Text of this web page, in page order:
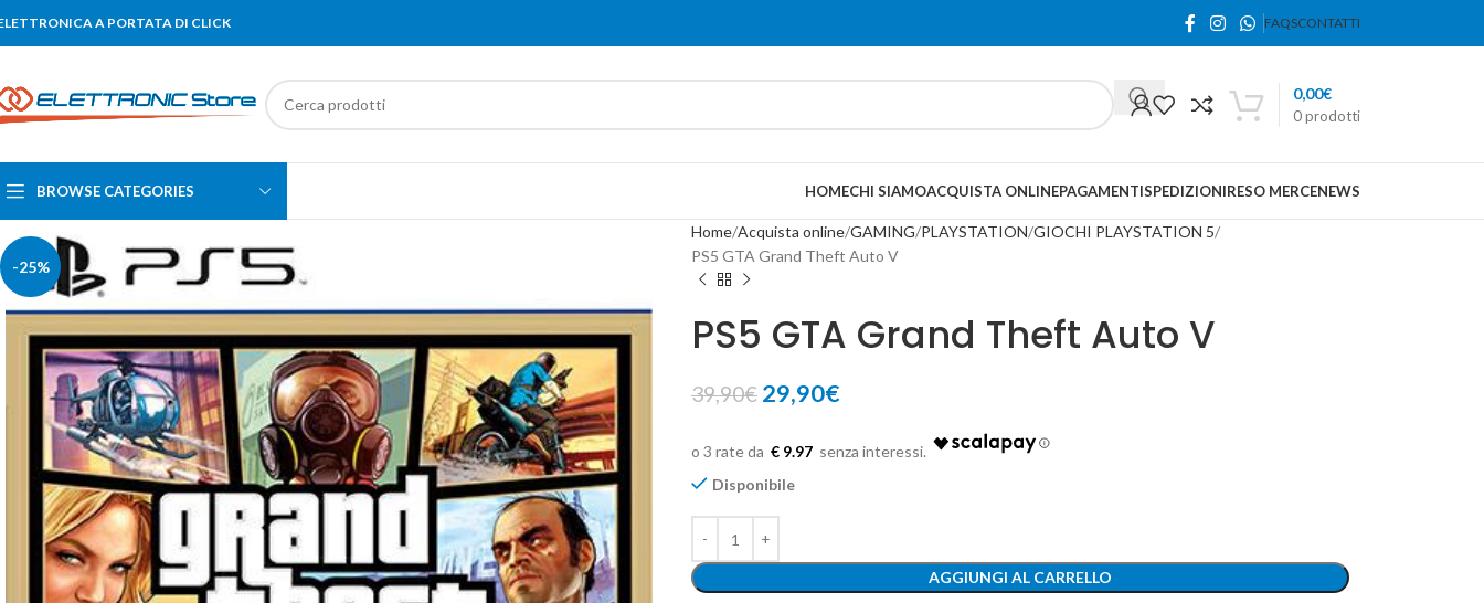
A PORTATA DI CLICK FAQSCONTATTI
0prodotti
0,00€
BROWSE CATEGORIES HOMECHI SIAMOACQUISTA ONLINEPAGAMENTISPEDIZIONIRESO MERCENEWS
-25%
Home Acquista online GAMING PLAYSTATION GIOCHI PLAYSTATION 5
PS5 GTA Grand Theft Auto V
PS5 GTA Grand Theft Auto V
39,90€ 29,90€
€ 9.97
Disponibile
AGGIUNGI AL CARRELLO